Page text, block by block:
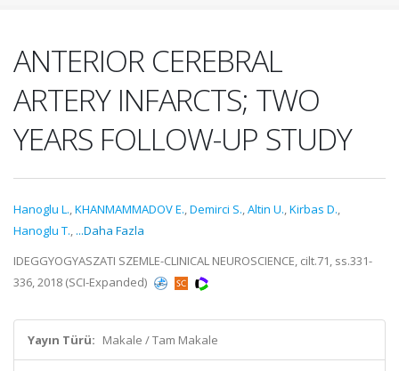
ANTERIOR CEREBRAL
ARTERY INFARCTS; TWO
YEARS FOLLOW-UP STUDY
Hanoglu L.,KHANMAMMADOV E.,Demirci S.,Altin U.,Kirbas D.,
Hanoglu T., ...Daha Fazla
IDEGGYOGYASZATI SZEMLE-CLINICAL NEUROSCIENCE, cilt.71, ss.331-
336, 2018 (SCI-Expanded)
Yayın Türü: Makale / Tam Makale